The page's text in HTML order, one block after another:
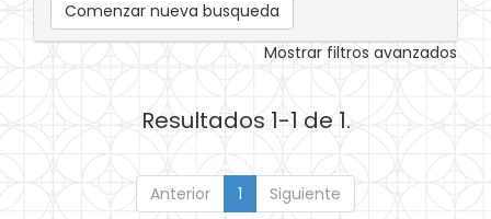
Comenzar nueva busqueda
Mostrar filtros avanzados
Resultados 1-1 de 1.
Anterior 1 Siguiente